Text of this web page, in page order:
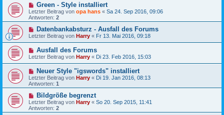
Green - Style installiert
Letzter Beitrag von opa hans « Sa 24. Sep 2016, 09:06
Antworten: 2
Datenbankabsturz - Ausfall des Forums
Letzter Beitrag von Harry « Fr 13. Mai 2016, 09:18
Ausfall des Forums
Letzter Beitrag von Harry « Di 23. Feb 2016, 15:03
Neuer Style "igswords" installiert
Letzter Beitrag von Harry « Di 19. Jan 2016, 08:13
Antworten: 1
Bildgröße begrenzt
Letzter Beitrag von Harry « So 20. Sep 2015, 11:41
Antworten: 2